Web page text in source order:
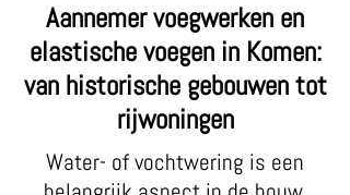
Aannemer voegwerken en
elastische voegen in Komen:
van historische gebouwen tot
rijwoningen
Water- of vochtwering is een